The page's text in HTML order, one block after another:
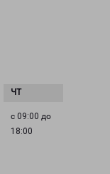
с 09:00 до
18:00